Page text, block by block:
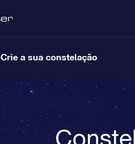
Crie a sua constelação